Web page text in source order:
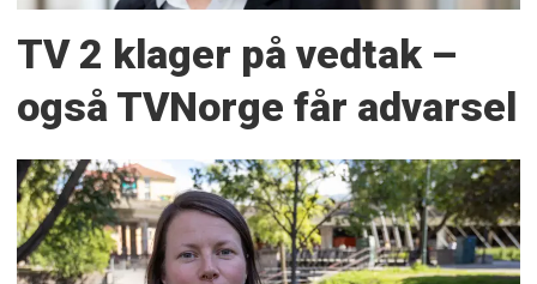
TV 2 klager på vedtak –
også TVNorge får advarsel